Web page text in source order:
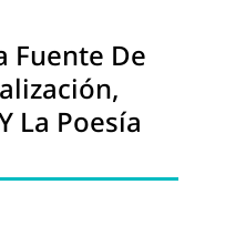
Fuente De
La Poesía